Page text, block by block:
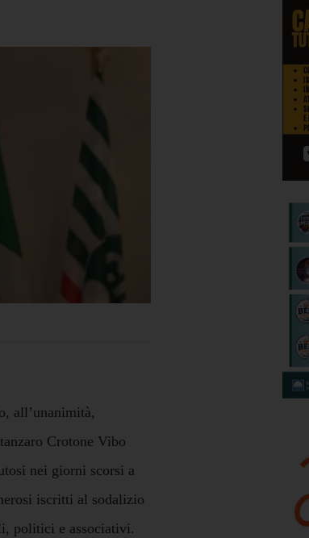
all’unanimità,
Crotone Vibo
nei giorni scorsi a
iscritti al sodalizio
politici e associativi.